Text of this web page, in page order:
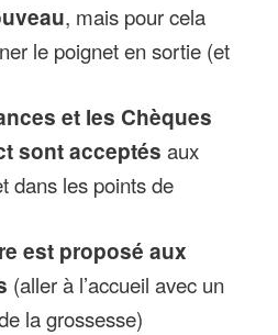
, mais pour cela
le poignet en sortie (et
et les Chèques
sont acceptés aux
dans les points de
est proposé aux
(aller à l’accueil avec un
la grossesse)